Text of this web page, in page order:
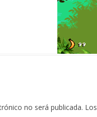
no será publicada.